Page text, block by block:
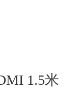
1.5米